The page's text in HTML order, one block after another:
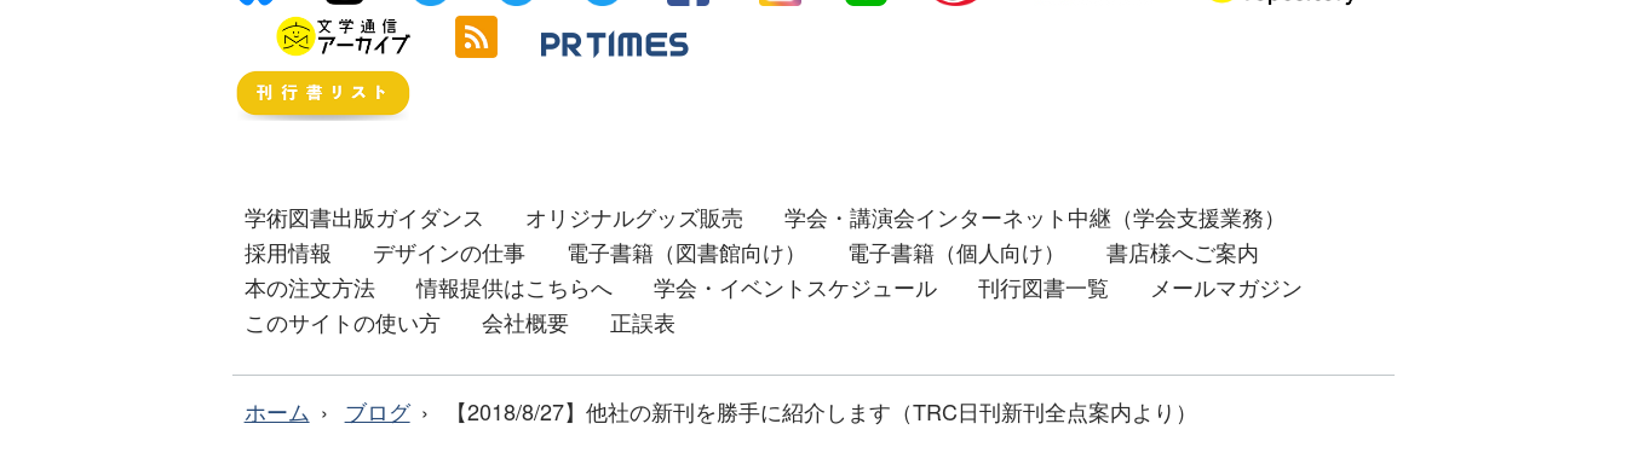
学術図書出版ガイダンス オリジナルグッズ販売
学会・講演会インターネット中継（学会支援業務）
採用情報
デザインの仕事 電子書籍（図書館向け） 電子書籍（個人向け）
書店様へご案内
本の注文方法
情報提供はこちらへ 学会・イベントスケジュール 刊行図書一覧
メールマガジン
このサイトの使い方
会社概要 正誤表
ホーム ブログ 【2018/8/27】他社の新刊を勝手に紹介します（TRC日刊新刊全点案内より）